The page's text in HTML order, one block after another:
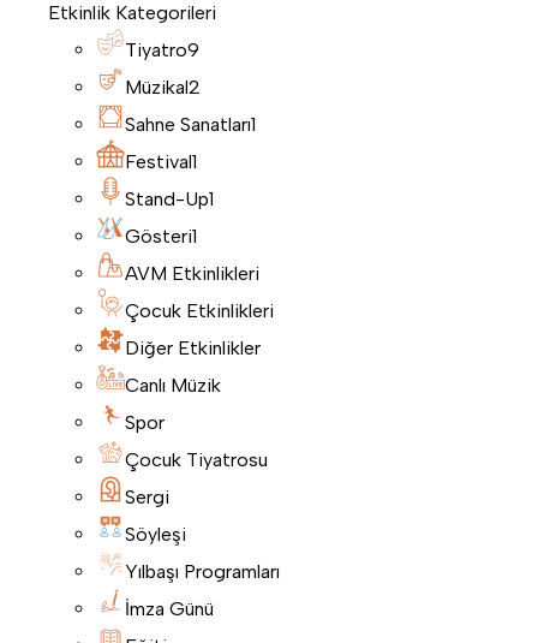
Etkinlik Kategorileri
Tiyatro9
Müzikal2
Sahne Sanatları1
Festival1
Stand-Up1
Gösteri1
AVM Etkinlikleri
Çocuk Etkinlikleri
Diğer Etkinlikler
Canlı Müzik
Spor
Çocuk Tiyatrosu
Sergi
Söyleşi
Yılbaşı Programları
İmza Günü